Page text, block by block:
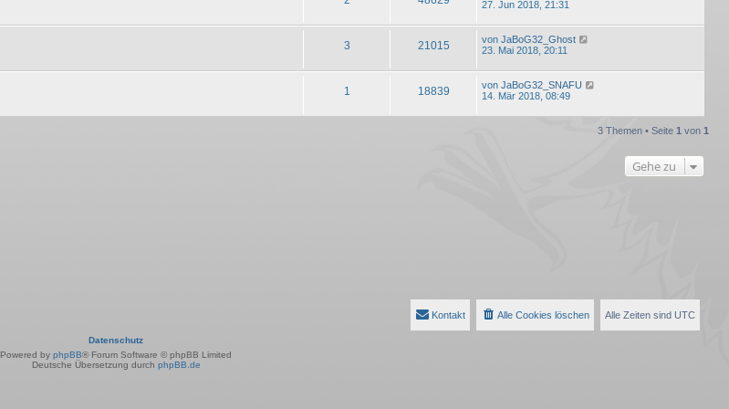
27. Jun 2018, 21:31
3 21015 von JaBoG32_Ghost
23. Mai 2018, 20:11
1 18839 von JaBoG32_SNAFU
14. Mär 2018, 08:49
3 Themen • Seite 1 von 1
Gehe zu
Alle Zeiten sind UTC
Alle Cookies löschen
Kontakt
Datenschutz
Powered by phpBB® Forum Software © phpBB Limited
Deutsche Übersetzung durch phpBB.de